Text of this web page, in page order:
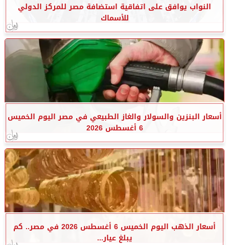
النواب يوافق على اتفاقية استضافة مصر للمركز الدولي
للأسماك
أسعار البنزين والسولار والغاز الطبيعي في مصر اليوم الخميس
6 أغسطس 2026
أسعار الذهب اليوم الخميس 6 أغسطس 2026 في مصر.. كم
يبلغ عيار...